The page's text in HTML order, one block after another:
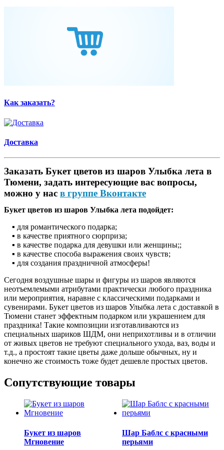
Как заказать?
Доставка
Заказать Букет цветов из шаров Улыбка лета в
Тюмени, задать интересующие вас вопросы,
можно у нас в группе Вконтакте
Букет цветов из шаров Улыбка лета подойдет:
▪ для романтического подарка;
▪ в качестве приятного сюрприза;
▪ в качестве подарка для девушки или женщины;;
▪ в качестве способа выражения своих чувств;
▪ для создания праздничной атмосферы!
Сегодня воздушные шары и фигуры из шаров являются
неотъемлемыми атрибутами практически любого праздника
или мероприятия, наравне с классическими подарками и
сувенирами. Букет цветов из шаров Улыбка лета с доставкой в
Тюмени станет эффектным подарком или украшением для
праздника! Такие композиции изготавливаются из
специальных шариков ШДМ, они неприхотливы и в отличии
от живых цветов не требуют специального ухода, ваз, воды и
т.д., а простоят такие цветы даже дольше обычных, ну и
конечно же стоимость тоже будет дешевле простых цветов.
Сопутствующие товары
Букет из шаров
Мгновение
Шар Баблс с красными
перьями